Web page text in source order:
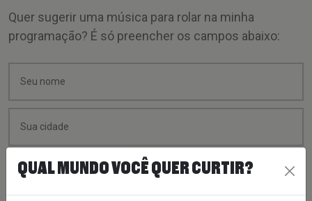
Quer sugerir uma música para rolar na minha
programação? É só preencher os campos abaixo:
QUAL MUNDO VOCÊ QUER CURTIR?